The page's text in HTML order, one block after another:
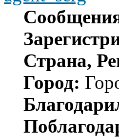
Страна,
Город: